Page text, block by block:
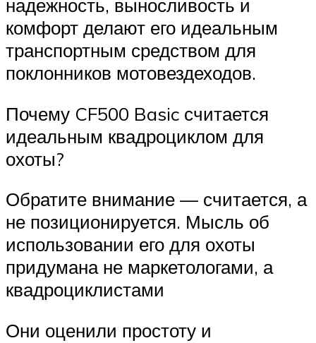
надежность, выносливость и
комфорт делают его идеальным
транспортным средством для
поклонников мотовездеходов.
Почему CF500 Basic считается
идеальным квадроциклом для
охоты?
Обратите внимание — считается, а
не позиционируется. Мысль об
использовании его для охоты
придумана не маркетологами, а
квадроциклистами
Они оценили простоту и